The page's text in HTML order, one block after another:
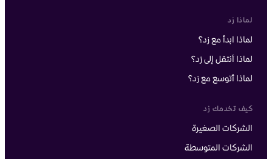
لماذا زد
لماذا ابدأ مع زد؟
لماذا أنتقل إلى زد؟
لماذا أتوسع مع زد؟
كيف تخدمك زد
الشركات الصغيرة
الشركات المتوسطة